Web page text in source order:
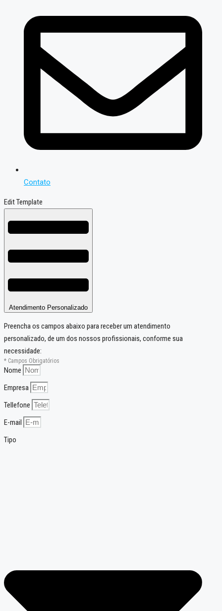
Contato
Edit Template
Atendimento Personalizado
Preencha os campos abaixo para receber um atendimento
personalizado, de um dos nossos profissionais, conforme sua
necessidade:
* Campos Obrigatórios
Nome
Empresa
Tellefone
E-mail
Tipo